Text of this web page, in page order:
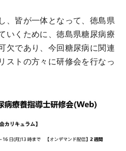
、皆が一体となって、徳島県
いくために、徳島県糖尿病療
欠であり、今回糖尿病に関連
ストの方々に研修会を行なっ